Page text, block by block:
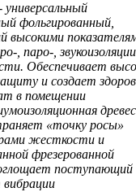
универсальный
фольгированный,
высокими
, паро-,
Обеспечивает
и создает
в помещении
«точку росы»
жесткости и
фрезерованной
поступающий